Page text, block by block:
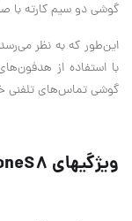
گوشی دو سیم کارته با صفحه
این‌طور که به نظر
با استفاده از
گوشی تماس‌های تلفنی
ویژگیهای VphoneS8